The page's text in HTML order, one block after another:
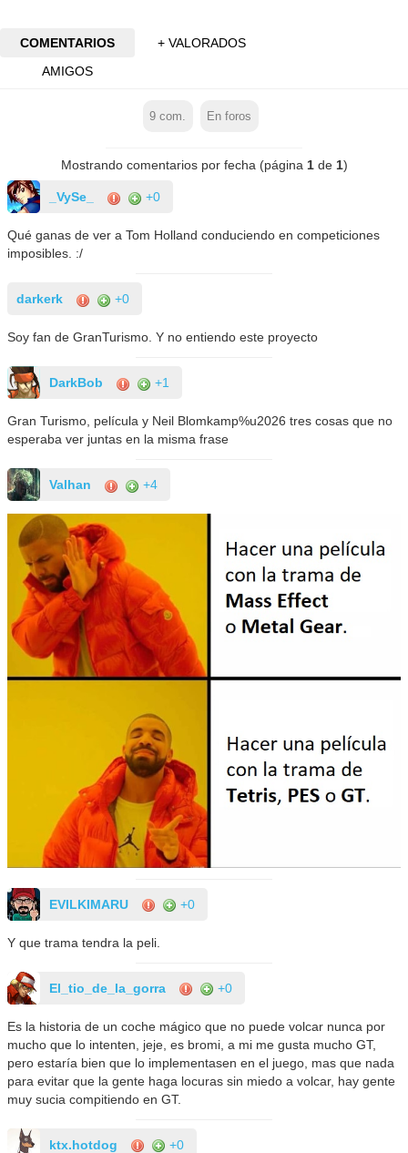
COMENTARIOS
+ VALORADOS
AMIGOS
9 com. En foros
Mostrando comentarios por fecha (página 1de 1)
_VySe_ +0
Qué ganas de ver a Tom Holland conduciendo en competiciones
imposibles. :/
darkerk +0
Soy fan de GranTurismo. Y no entiendo este proyecto
DarkBob +1
Gran Turismo, película y Neil Blomkamp%u2026 tres cosas que no
esperaba ver juntas en la misma frase
Valhan +4
EVILKIMARU +0
Y que trama tendra la peli.
El_tio_de_la_gorra +0
Es la historia de un coche mágico que no puede volcar nunca por
mucho que lo intenten, jeje, es bromi, a mi me gusta mucho GT,
pero estaría bien que lo implementasen en el juego, mas que nada
para evitar que la gente haga locuras sin miedo a volcar, hay gente
muy sucia compitiendo en GT.
ktx.hotdog +0